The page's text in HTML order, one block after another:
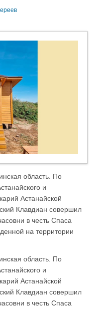
область. По
и
Астанайской
Клавдиан совершил
в честь Спаса
на территории
область. По
и
Астанайской
Клавдиан совершил
в честь Спаса